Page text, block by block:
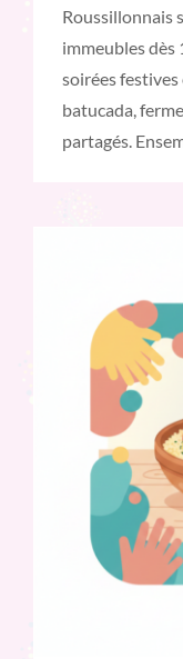
Roussillonnais
immeubles dès
soirées
batucada,
partagés.